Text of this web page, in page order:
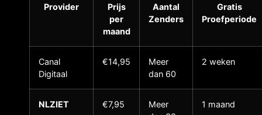
Provider
Prijs
per
maand
Aantal
Zenders
Gratis
Proefperiode
Canal
Digitaal
€14,95
Meer
dan 60
2 weken
NLZIET €7,95
Meer
1 maand